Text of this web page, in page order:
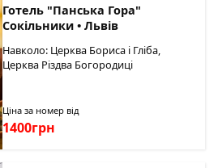
Готель "Панська Гора"
Сокільники • Львів
Навколо: Церква Бориса і Гліба,
Церква Різдва Богородиці
Ціна за номер від
1400грн